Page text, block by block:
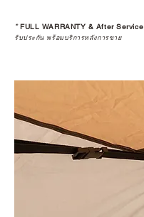
*FULL WARRANTY & After Service
รับประกัน พร้อมบริการหลังการขาย